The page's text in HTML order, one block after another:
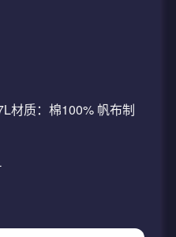
材质：棉100% 帆布制